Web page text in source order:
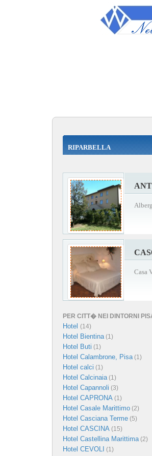
RIPARBELLA
Casa
PER CITT� NEI DINTORNI
Hotel (14)
Hotel Bientina(1)
Hotel Buti (1)
Hotel Calambrone, Pisa(1)
Hotel calci (1)
Hotel Calcinaia(1)
Hotel Capannoli (3)
Hotel CAPRONA (1)
Hotel Casale Marittimo (2)
Hotel Casciana Terme (5)
Hotel CASCINA (15)
Hotel Castellina Marittima(2)
Hotel CEVOLI (1)